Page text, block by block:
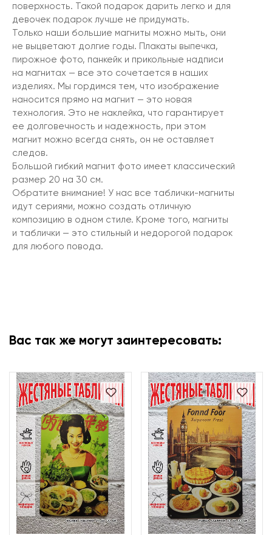
поверхность. Такой подарок дарить легко и для
девочек подарок лучше не придумать.
Только наши большие магниты можно мыть, они
не выцветают долгие годы. Плакаты выпечка,
пирожное фото, панкейк и прикольные надписи
на магнитах — все это сочетается в наших
изделиях. Мы гордимся тем, что изображение
наносится прямо на магнит — это новая
технология. Это не наклейка, что гарантирует
ее долговечность и надежность, при этом
магнит можно всегда снять, он не оставляет
следов.
Большой гибкий магнит фото имеет классический
размер 20 на 30 см.
Обратите внимание! У нас все таблички-магниты
идут сериями, можно создать отличную
композицию в одном стиле. Кроме того, магниты
и таблички — это стильный и недорогой подарок
для любого повода.
Вас так же могут заинтересовать: